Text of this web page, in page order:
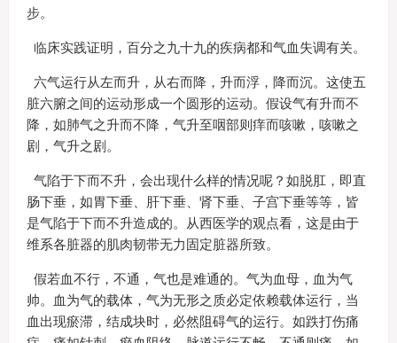
步。
临床实践证明，百分之九十九的疾病都和气血失调有关。
六气运行从左而升，从右而降，升而浮，降而沉。这使五
脏六腑之间的运动形成一个圆形的运动。假设气有升而不
降，如肺气之升而不降，气升至咽部则痒而咳嗽，咳嗽之
剧，气升之剧。
气陷于下而不升，会出现什么样的情况呢？如脱肛，即直
肠下垂，如胃下垂、肝下垂、肾下垂、子宫下垂等等，皆
是气陷于下而不升造成的。从西医学的观点看，这是由于
维系各脏器的肌肉韧带无力固定脏器所致。
假若血不行，不通，气也是难通的。气为血母，血为气
帅。血为气的载体，气为无形之质必定依赖载体运行，当
血出现瘀滞，结成块时，必然阻碍气的运行。如跌打伤痛